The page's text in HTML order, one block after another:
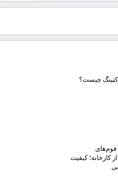
چیست؟
فوم‌های
کارخانه؛ کیفیت